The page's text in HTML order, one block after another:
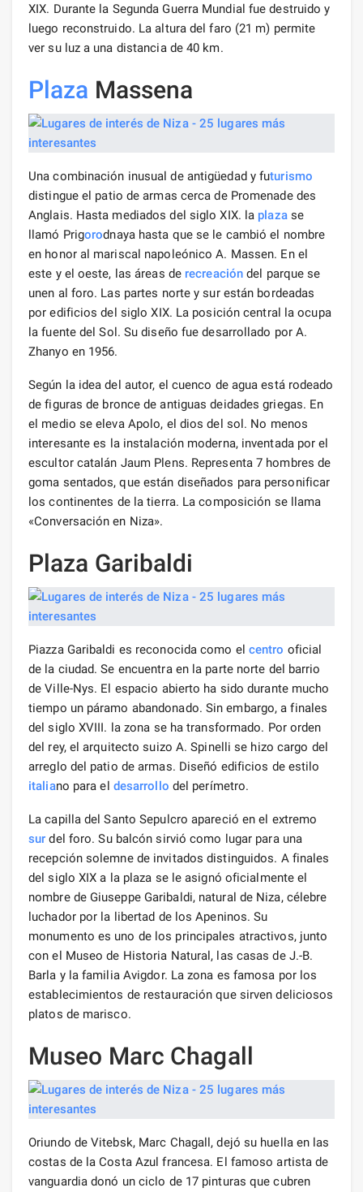
XIX. Durante la Segunda Guerra Mundial fue destruido y
luego reconstruido. La altura del faro (21 m) permite
ver su luz a una distancia de 40 km.
Plaza Massena
Una combinación inusual de antigüedad y futurismo
distingue el patio de armas cerca de Promenade des
Anglais. Hasta mediados del siglo XIX. la plazase
llamó Prigorodnaya hasta que se le cambió el nombre
en honor al mariscal napoleónico A. Massen. En el
este y el oeste, las áreas de recreación del parque se
unen al foro. Las partes norte y sur están bordeadas
por edificios del siglo XIX. La posición central la ocupa
la fuente del Sol. Su diseño fue desarrollado por A.
Zhanyo en 1956.
Según la idea del autor, el cuenco de agua está rodeado
de figuras de bronce de antiguas deidades griegas. En
el medio se eleva Apolo, el dios del sol. No menos
interesante es la instalación moderna, inventada por el
escultor catalán Jaum Plens. Representa 7 hombres de
goma sentados, que están diseñados para personificar
los continentes de la tierra. La composición se llama
«Conversación en Niza».
Plaza Garibaldi
Piazza Garibaldi es reconocida como el centro oficial
de la ciudad. Se encuentra en la parte norte del barrio
de Ville-Nys. El espacio abierto ha sido durante mucho
tiempo un páramo abandonado. Sin embargo, a finales
del siglo XVIII. la zona se ha transformado. Por orden
del rey, el arquitecto suizo A. Spinelli se hizo cargo del
arreglo del patio de armas. Diseñó edificios de estilo
italiano para el desarrollo del perímetro.
La capilla del Santo Sepulcro apareció en el extremo
sur del foro. Su balcón sirvió como lugar para una
recepción solemne de invitados distinguidos. A finales
del siglo XIX a la plaza se le asignó oficialmente el
nombre de Giuseppe Garibaldi, natural de Niza, célebre
luchador por la libertad de los Apeninos. Su
monumento es uno de los principales atractivos, junto
con el Museo de Historia Natural, las casas de J.-B.
Barla y la familia Avigdor. La zona es famosa por los
establecimientos de restauración que sirven deliciosos
platos de marisco.
Museo Marc Chagall
Oriundo de Vitebsk, Marc Chagall, dejó su huella en las
costas de la Costa Azul francesa. El famoso artista de
vanguardia donó un ciclo de 17 pinturas que cubren